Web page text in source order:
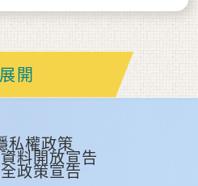
展開
私權政策
料開放宣告
政策宣告